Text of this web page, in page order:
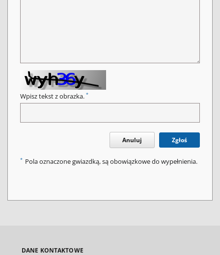
Wpisz tekst z obrazka. *
Anuluj Zgłoś
* Pola oznaczone gwiazdką, są obowiązkowe do wypełnienia.
DANE KONTAKTOWE